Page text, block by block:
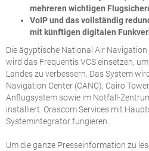
mehreren wichtigen
VoIP und das vollständig
mit künftigen digitalen
Die ägyptische National Air Navigation
wird das Frequentis VCS einsetzen,
Landes zu verbessern. Das System
Navigation Center (CANC), Cairo
Anflugsystem sowie im Notfall-
installiert. Orascom Services mit
Systemintegrator fungieren.
Um die ganze Presseinformation zu